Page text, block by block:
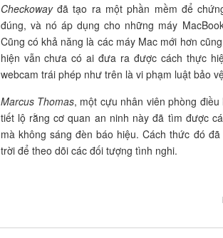
Checkowayđã tạo ra một phần mềm để
đúng, và nó áp dụng cho những máy
Cũng có khả năng là các máy Mac mới hơn
hiện vẫn chưa có ai đưa ra được cách thực
webcam trái phép như trên là vi phạm luật bảo
Marcus Thomas, một cựu nhân viên phòng
tiết lộ rằng cơ quan an ninh này đã tìm được
mà không sáng đèn báo hiệu. Cách thức đó
trời để theo dõi các đối tượng tình nghi.